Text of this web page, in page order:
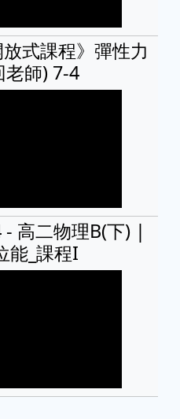
放式課程》彈性力
老師) 7-4
- 高二物理B(下) |
能_課程I